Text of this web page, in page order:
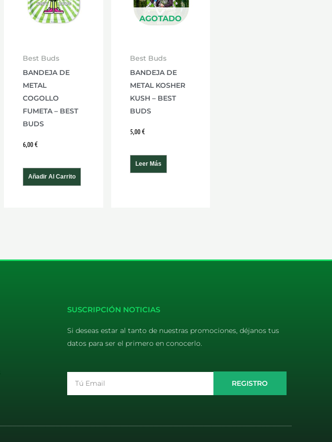
Best Buds
BANDEJA DE
METAL
COGOLLO
FUMETA – BEST
BUDS
6,00€
Añadir Al Carrito
AGOTADO
Best Buds
BANDEJA DE
METAL KOSHER
KUSH – BEST
BUDS
5,00€
Leer Más
SUSCRIPCIÓN NOTICIAS
Si deseas estar al tanto de nuestras promociones, déjanos tus
datos para ser el primero en conocerlo.
REGISTRO